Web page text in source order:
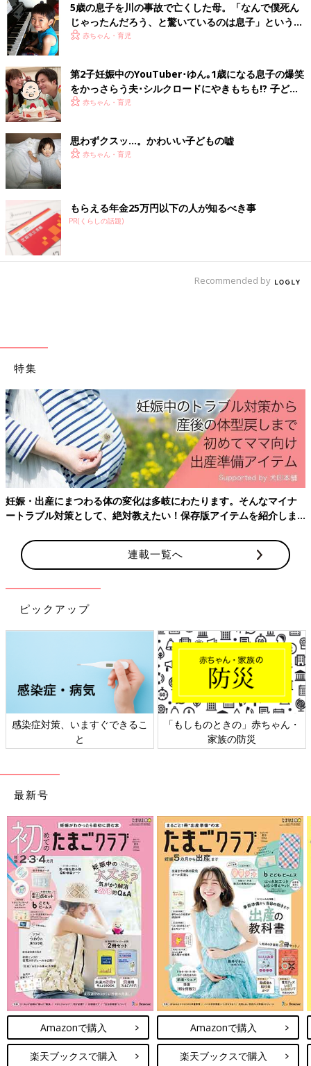
ル大好きなのー』と、教えてくれたそうです。
子どもは大学生と高校生になりました。今でも母は値引きシール
が大好きです（笑）」
まるでスパイ映画!? 見事にミッションクリア
ました。
バッグを持たず、財布ひとつで来ていたため、４歳の息子に『こ
れ、大事に持っててね』と、財布を渡してトイレへ。
戻ると両手でお財布をお腹にしまい込んで周りをキョロキョロ。
しーーーーっかりお財布を守っている姿が、可愛くておかしく
て。
今じゃ生意気盛りの中学生です」
先生に事情を聞いたら、泊まった施設の館長の小泉さんでした。
当時の総理は小泉純一郎氏で、アイドル並の人気があったので、
ギターの弾き語りの前に『どうも〜、小泉総理で〜す♪』と、登
場したらしく。
息子はニュースで見る小泉総理とは違う顔に戸惑ったのでしょ
う。
そんな息子も成人。今でも時々思い出します」
その勘の鋭さが今も残っていたら…
「息子が３歳くらいの頃。休日、夫に息子をまかせて買い物へ出
かけました。
巡るのが私のスタイルでした。
遊びに飽きた息子が『ママのところへ行く』と、ぐずりはじめ、
ちー』と、トコトコ歩き出して一発で私を見つけたのです。
あの勘が少しでも残っていたら、成績は少しはマシになっていた
あの頃は無我夢中で気がつかなかったけど、すごくいとおしい時
間だったと懐古する母の声が届きました。
文／和兎 尊美
■文中のコメントは口コミサイト「ウィメンズパーク」の投稿を
抜粋したものです。
面白エピソードにクスッとしちゃう！思
わずほっこりする育児絵日記♪
松本うち（@matsumotouchi）さんは3歳の娘
さんを育てるお母さんです。活気あふれる日常
を、やわらかなイラストで絵日記を発信してい
ます。100件以上の投稿は面白いエピソードが
たっぷり。その中から、育児の合間に読みたく
なるようなお勧めのお話を5つピックアップし
ました。
5歳の息子を川の事故で亡くした母。「なんで僕死ん
じゃったんだろう、と驚いているのは息子」という夫
の言葉と共に事故予防活動を
赤ちゃん・育児
第2子妊娠中のYouTuber･ゆん｡1歳になる息子の爆笑
をかっさらう夫･シルクロードにやきもちも!? 子ども
に共感できる母でありたい
赤ちゃん・育児
思わずクスッ…。かわいい子どもの嘘
赤ちゃん・育児
もらえる年金25万円以下の人が知るべき事
PR(くらしの話題)
Recommended by
特集
まつわる体の変化は多岐にわたります。そんなマイナ
策として、絶対教えたい！保存版アイテムを紹介しま
産後はお
ておきた
連載一覧へ
ピックアップ
策、いますぐできるこ
「もしものときの」赤ちゃん・
家族の防災
日本外
最新号
Amazonで購入
楽天ブックスで購入
Amazonで購入
楽天ブックスで購入